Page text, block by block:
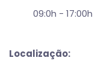
09:0h - 17:00h
Localização: